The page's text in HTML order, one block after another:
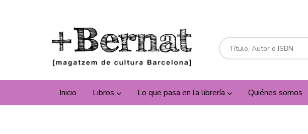
Inicio Libros Lo que pasa en la librería Quiénes somos